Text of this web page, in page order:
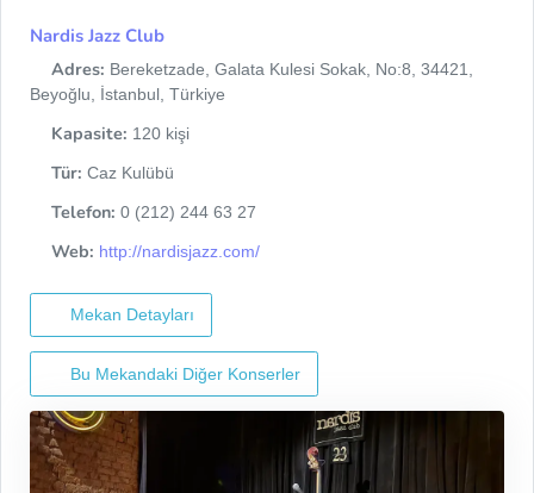
Nardis Jazz Club
Adres: Bereketzade, Galata Kulesi Sokak, No:8, 34421,
Beyoğlu, İstanbul, Türkiye
Kapasite: 120 kişi
Tür: Caz Kulübü
Telefon: 0 (212) 244 63 27
Web: http://nardisjazz.com/
Mekan Detayları
Bu Mekandaki Diğer Konserler